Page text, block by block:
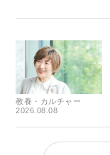
教養・カルチャー
2026.08.08